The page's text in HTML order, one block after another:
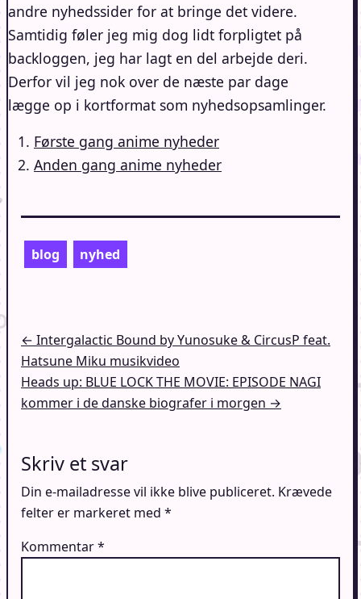
andre nyhedssider for at bringe det videre.
Samtidig føler jeg mig dog lidt forpligtet på
backloggen, jeg har lagt en del arbejde deri.
Derfor vil jeg nok over de næste par dage
lægge op i kortformat som nyhedsopsamlinger.
Første gang anime nyheder
Anden gang anime nyheder
blog nyhed
Indlægsnavigation
← Intergalactic Bound by Yunosuke & CircusP feat.
Hatsune Miku musikvideo
Heads up: BLUE LOCK THE MOVIE: EPISODE NAGI
kommer i de danske biografer i morgen →
Skriv et svar
Din e-mailadresse vil ikke blive publiceret. Krævede
felter er markeret med *
Kommentar*